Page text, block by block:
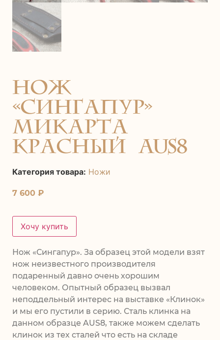
нож
«Сингапур»
Микарта
красный AUS8
Категория товара: Ножи
7 600 ₽
Хочу купить
Нож «Сингапур». За образец этой модели взят
нож неизвестного производителя
подаренный давно очень хорошим
человеком. Опытный образец вызвал
неподдельный интерес на выставке «Клинок»
и мы его пустили в серию. Сталь клинка на
данном образце AUS8, также можем сделать
клинок из тех сталей что есть на складе